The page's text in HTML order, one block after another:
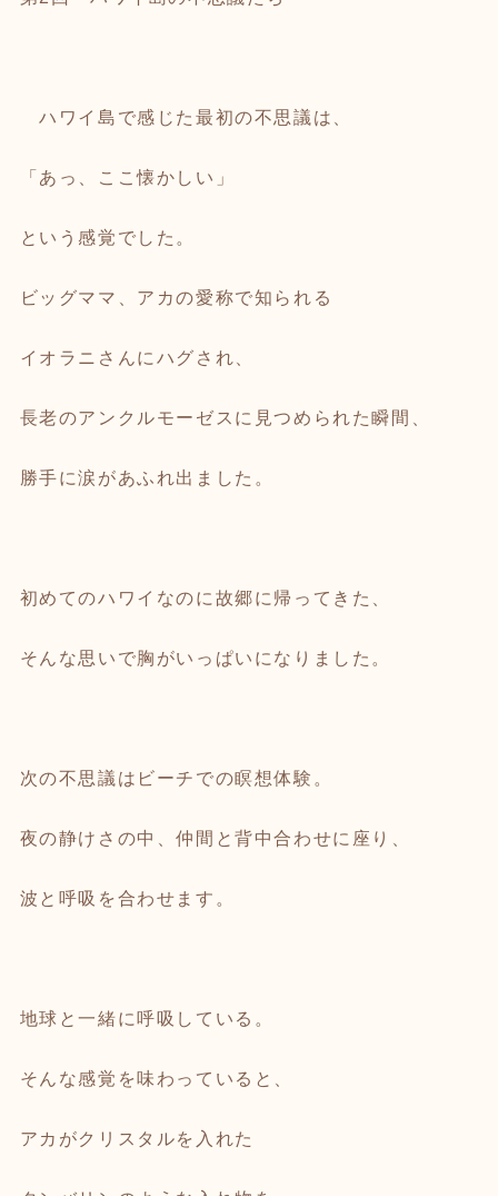
ハワイ島で感じた最初の不思議は、
「あっ、ここ懐かしい」
という感覚でした。
ビッグママ、アカの愛称で知られる
イオラニさんにハグされ、
長老のアンクルモーゼスに見つめられた瞬間、
勝手に涙があふれ出ました。
初めてのハワイなのに故郷に帰ってきた、
そんな思いで胸がいっぱいになりました。
次の不思議はビーチでの瞑想体験。
夜の静けさの中、仲間と背中合わせに座り、
波と呼吸を合わせます。
地球と一緒に呼吸している。
そんな感覚を味わっていると、
アカがクリスタルを入れた